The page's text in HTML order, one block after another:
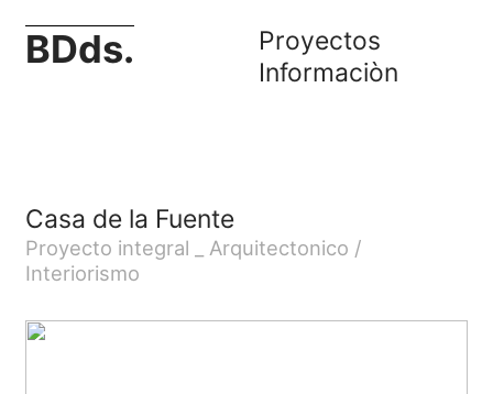
BDds.
Proyectos
Informaciòn
Casa de la Fuente
Proyecto integral _ Arquitectonico /
Interiorismo